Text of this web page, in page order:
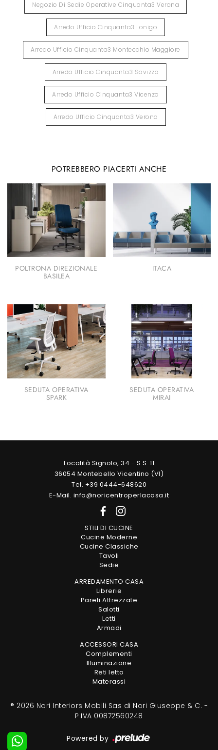
Negozio Di Sedie Operative Cinquanta3 Verona
Arredo Ufficio Cinquanta3 Lonigo
Arredo Ufficio Cinquanta3 Montecchio Maggiore
Arredo Ufficio Cinquanta3 Sovizzo
Arredo Ufficio Cinquanta3 Vicenza
Arredo Ufficio Cinquanta3 Verona
POTREBBERO PIACERTI ANCHE
POLTRONA DIREZIONALE
BASILEA
ITACA
SEDUTA OPERATIVA
SPARK
SEDUTA OPERATIVA
MIRAI
Località Signolo, 34 - S.S. 11
36054 Montebello Vicentino (VI)
Tel. +39 0444-648620
E-Mail. info@noricentroperlacasa.it
STILI DI CUCINE
Cucine Moderne
Cucine Classiche
Tavoli
Sedie
ARREDAMENTO CASA
Librerie
Pareti Attrezzate
Salotti
Letti
Armadi
ACCESSORI CASA
Complementi
Illuminazione
Reti letto
Materassi
® 2026 Nori Interiors Mobili Sas di Nori Giuseppe & C. -
P.IVA 00872560248
Powered by